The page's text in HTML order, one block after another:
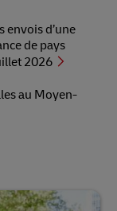
envois d’une
de pays
2026
au Moyen-